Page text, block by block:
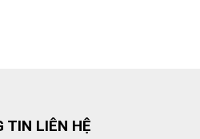
TIN LIÊN HỆ